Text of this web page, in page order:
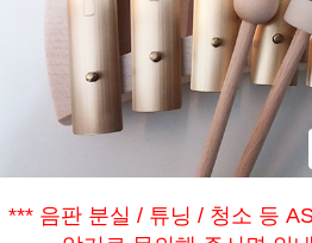
*** 음판 분실 / 튜닝 / 청소 등